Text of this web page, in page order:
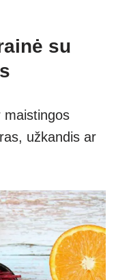
su
maistingos
užkandis ar